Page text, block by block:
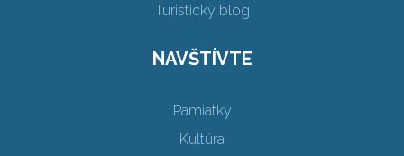
Turistický blog
NAVŠTÍVTE
Pamiatky
Kultúra